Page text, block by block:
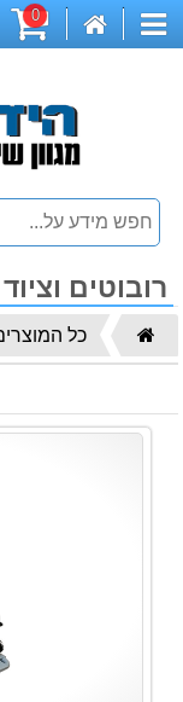
קטגוריות
0
רובוטים וציוד
דף
הבית
כל